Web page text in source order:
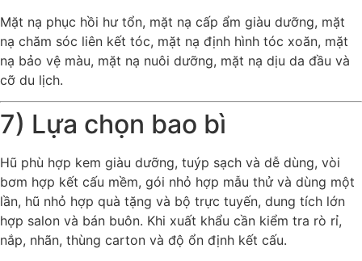
Mặt nạ phục hồi hư tổn, mặt nạ cấp ẩm giàu dưỡng, mặt
nạ chăm sóc liên kết tóc, mặt nạ định hình tóc xoăn, mặt
nạ bảo vệ màu, mặt nạ nuôi dưỡng, mặt nạ dịu da đầu và
cỡ du lịch.
7) Lựa chọn bao bì
Hũ phù hợp kem giàu dưỡng, tuýp sạch và dễ dùng, vòi
bơm hợp kết cấu mềm, gói nhỏ hợp mẫu thử và dùng một
lần, hũ nhỏ hợp quà tặng và bộ trực tuyến, dung tích lớn
hợp salon và bán buôn. Khi xuất khẩu cần kiểm tra rò rỉ,
nắp, nhãn, thùng carton và độ ổn định kết cấu.